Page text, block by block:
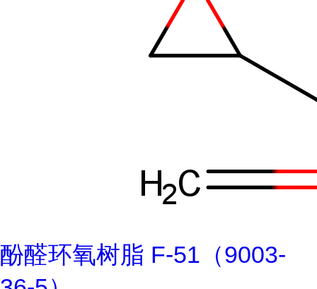
酚醛环氧树脂 F-51（9003-